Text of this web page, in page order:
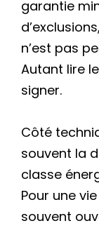
garantie
n’est pas
Autant lire
signer.
Côté
souvent la
classe
Pour une
souvent